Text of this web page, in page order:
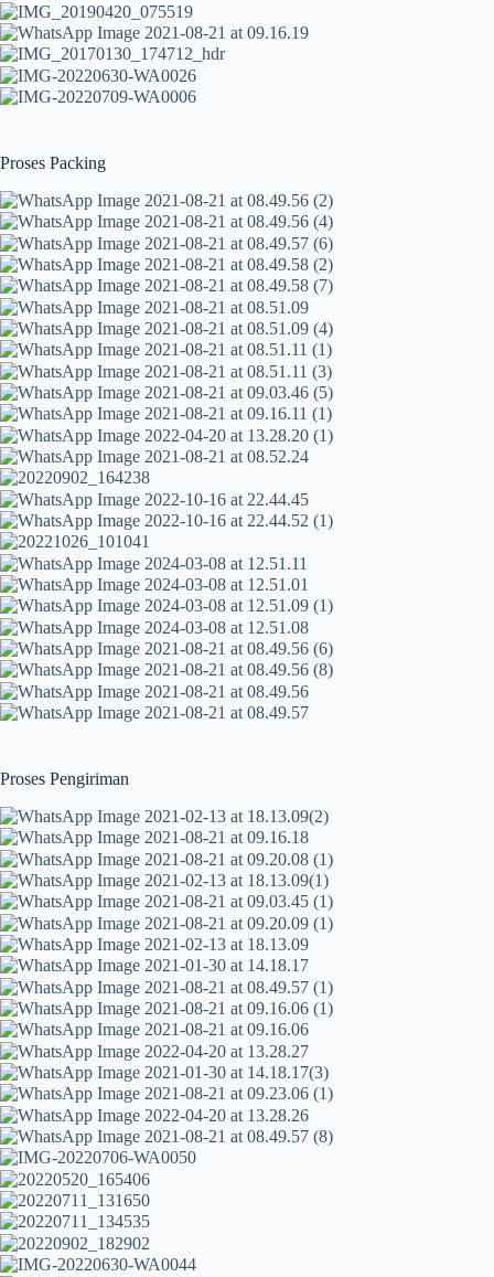
Proses Packing
Proses Pengiriman